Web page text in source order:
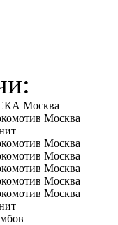
Москва
Москва
Москва
Москва
Москва
Москва
Москва